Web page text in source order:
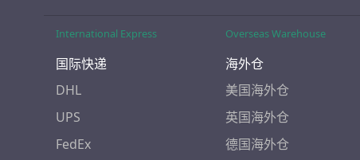
International Express
国际快递
DHL
UPS
FedEx
Overseas Warehouse
海外仓
美国海外仓
英国海外仓
德国海外仓